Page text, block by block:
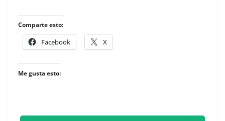
Comparte esto:
Facebook X
Me gusta esto: